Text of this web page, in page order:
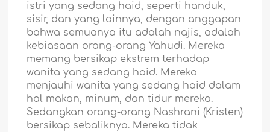
istri yang sedang haid, seperti handuk,
sisir, dan yang lainnya, dengan anggapan
bahwa semuanya itu adalah najis, adalah
kebiasaan orang-orang Yahudi. Mereka
memang bersikap ekstrem terhadap
wanita yang sedang haid. Mereka
menjauhi wanita yang sedang haid dalam
hal makan, minum, dan tidur mereka.
Sedangkan orang-orang Nashrani (Kristen)
bersikap sebaliknya. Mereka tidak